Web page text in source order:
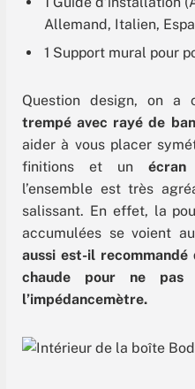
Allemand, Italien,
1 Support mural pour
Question design, on a
trempé avec rayé de
aider à vous placer
finitions et un
l’ensemble est très
salissant. En effet, la
accumulées se voient
aussi est-il recommandé
chaude pour ne
l’impédancemètre.